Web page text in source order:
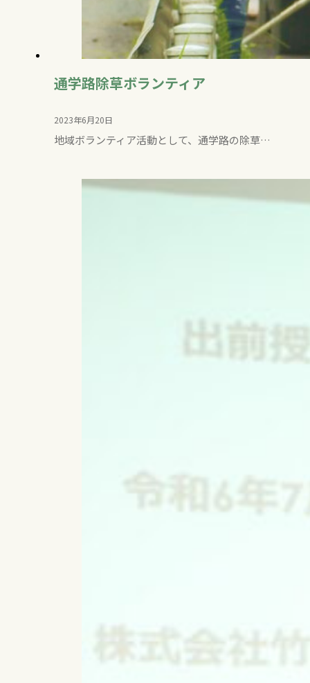
通学路除草ボランティア
2023年6月20日
地域ボランティア活動として、通学路の除草…